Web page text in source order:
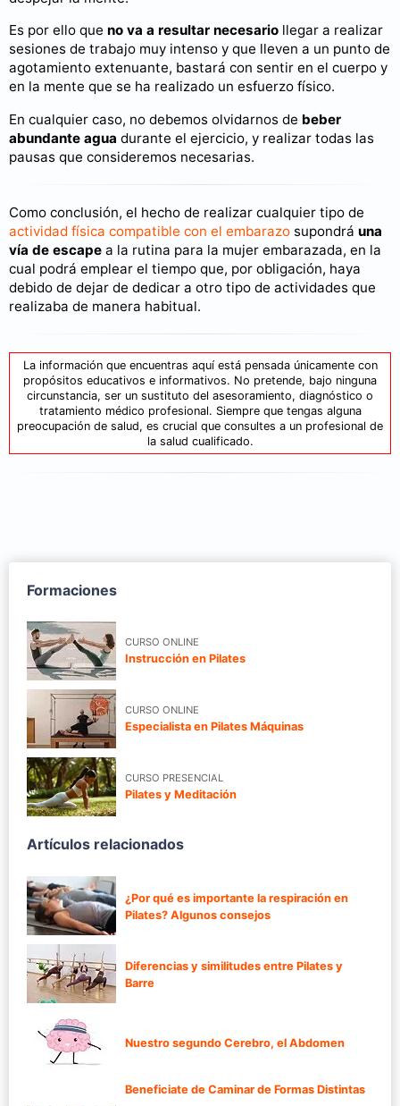
Es por ello que no va a resultar necesario llegar a realizar
sesiones de trabajo muy intenso y que lleven a un punto de
agotamiento extenuante, bastará con sentir en el cuerpo y
en la mente que se ha realizado un esfuerzo físico.
En cualquier caso, no debemos olvidarnos de beber
abundante agua durante el ejercicio, y realizar todas las
pausas que consideremos necesarias.
Como conclusión, el hecho de realizar cualquier tipo de
actividad física compatible con el embarazo supondrá una
vía de escape a la rutina para la mujer embarazada, en la
cual podrá emplear el tiempo que, por obligación, haya
debido de dejar de dedicar a otro tipo de actividades que
realizaba de manera habitual.
La información que encuentras aquí está pensada únicamente con
propósitos educativos e informativos. No pretende, bajo ninguna
circunstancia, ser un sustituto del asesoramiento, diagnóstico o
tratamiento médico profesional. Siempre que tengas alguna
preocupación de salud, es crucial que consultes a un profesional de
la salud cualificado.
Formaciones
CURSO ONLINE
Instrucción en Pilates
CURSO ONLINE
Especialista en Pilates Máquinas
CURSO PRESENCIAL
Pilates y Meditación
Artículos relacionados
¿Por qué es importante la respiración en
Pilates? Algunos consejos
Diferencias y similitudes entre Pilates y
Barre
Nuestro segundo Cerebro, el Abdomen
Beneficiate de Caminar de Formas Distintas